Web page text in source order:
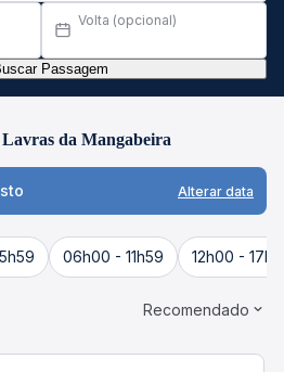
Volta (opcional)
Passagem
Lavras da Mangabeira
Alterar data
06h00 - 11h59 12h00 -
Recomendado